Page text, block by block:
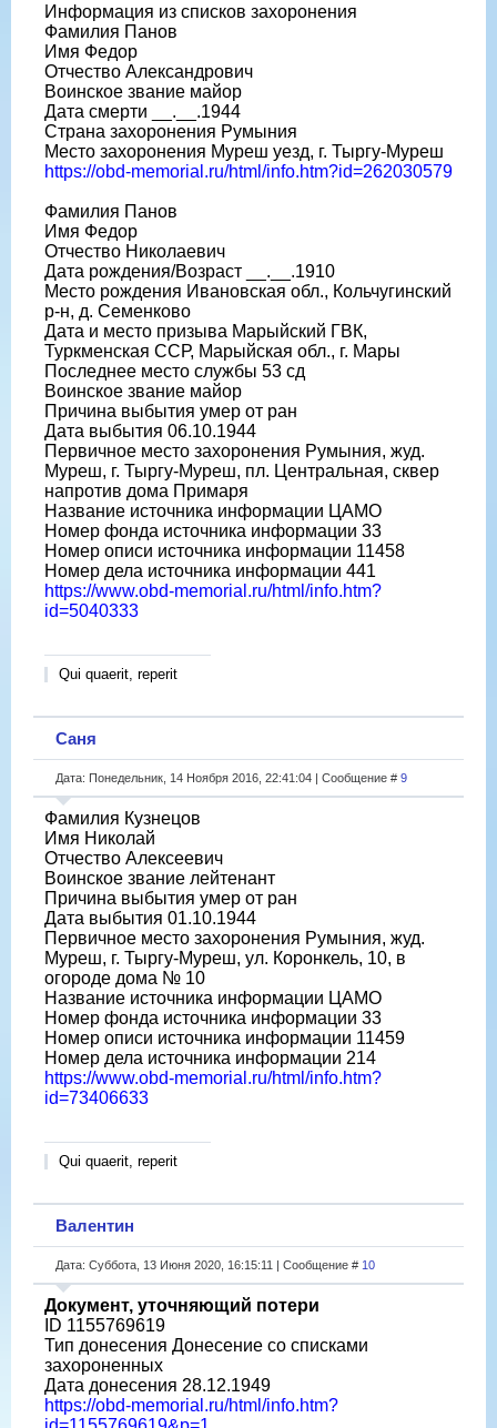
Информация из списков захоронения
Фамилия Панов
Имя Федор
Отчество Александрович
Воинское звание майор
Дата смерти __.__.1944
Страна захоронения Румыния
Место захоронения Муреш уезд, г. Тыргу-Муреш
https://obd-memorial.ru/html/info.htm?id=262030579
Фамилия Панов
Имя Федор
Отчество Николаевич
Дата рождения/Возраст __.__.1910
Место рождения Ивановская обл., Кольчугинский
р-н, д. Семенково
Дата и место призыва Марыйский ГВК,
Туркменская ССР, Марыйская обл., г. Мары
Последнее место службы 53 сд
Воинское звание майор
Причина выбытия умер от ран
Дата выбытия 06.10.1944
Первичное место захоронения Румыния, жуд.
Муреш, г. Тыргу-Муреш, пл. Центральная, сквер
напротив дома Примаря
Название источника информации ЦАМО
Номер фонда источника информации 33
Номер описи источника информации 11458
Номер дела источника информации 441
https://www.obd-memorial.ru/html/info.htm?
id=5040333
Qui quaerit, reperit
Саня
Дата: Понедельник, 14 Ноября 2016, 22:41:04 | Сообщение # 9
Фамилия Кузнецов
Имя Николай
Отчество Алексеевич
Воинское звание лейтенант
Причина выбытия умер от ран
Дата выбытия 01.10.1944
Первичное место захоронения Румыния, жуд.
Муреш, г. Тыргу-Муреш, ул. Коронкель, 10, в
огороде дома № 10
Название источника информации ЦАМО
Номер фонда источника информации 33
Номер описи источника информации 11459
Номер дела источника информации 214
https://www.obd-memorial.ru/html/info.htm?
id=73406633
Qui quaerit, reperit
Валентин
Дата: Суббота, 13 Июня 2020, 16:15:11 | Сообщение # 10
Документ, уточняющий потери
ID 1155769619
Тип донесения Донесение со списками
захороненных
Дата донесения 28.12.1949
https://obd-memorial.ru/html/info.htm?